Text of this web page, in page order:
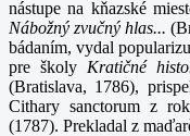
nástupe na kňazské
Nábožný zvučný hlas...
bádaním, vydal
pre školy Kratičné
(Bratislava, 1786),
Cithary sanctorum z
(1787). Prekladal z